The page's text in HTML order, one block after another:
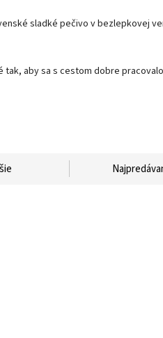
sladké pečivo v bezlepkovej
aby sa s cestom dobre